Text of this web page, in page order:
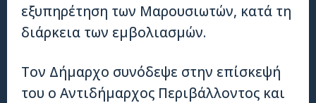
εξυπηρέτηση των Μαρουσιωτών, κατά τη
διάρκεια των εμβολιασμών.
Τον Δήμαρχο συνόδεψε στην επίσκεψή
του ο Αντιδήμαρχος Περιβάλλοντος και